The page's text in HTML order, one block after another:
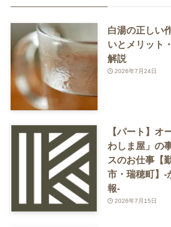
白湯の正しい
いとメリット
解説
2026年7月24日
【パート】オ
わしま屋」の
スのお仕事【
市・瑞穂町】-
報-
2026年7月15日